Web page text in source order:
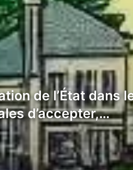
de l’État dans
d’accepter,…